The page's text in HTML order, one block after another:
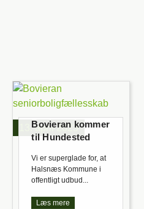
13. april 2023
Bovieran kommer
til Hundested
Vi er superglade for, at
Halsnæs Kommune i
offentligt udbud...
Læs mere